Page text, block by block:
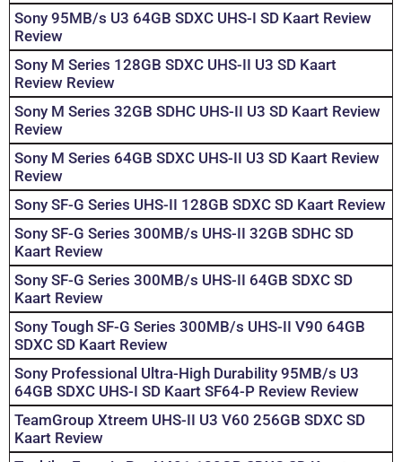
Sony 95MB/s U3 64GB SDXC UHS-I SD Kaart Review
Review
Sony M Series 128GB SDXC UHS-II U3 SD Kaart
Review Review
Sony M Series 32GB SDHC UHS-II U3 SD Kaart Review
Review
Sony M Series 64GB SDXC UHS-II U3 SD Kaart Review
Review
Sony SF-G Series UHS-II 128GB SDXC SD Kaart Review
Sony SF-G Series 300MB/s UHS-II 32GB SDHC SD
Kaart Review
Sony SF-G Series 300MB/s UHS-II 64GB SDXC SD
Kaart Review
Sony Tough SF-G Series 300MB/s UHS-II V90 64GB
SDXC SD Kaart Review
Sony Professional Ultra-High Durability 95MB/s U3
64GB SDXC UHS-I SD Kaart SF64-P Review Review
TeamGroup Xtreem UHS-II U3 V60 256GB SDXC SD
Kaart Review